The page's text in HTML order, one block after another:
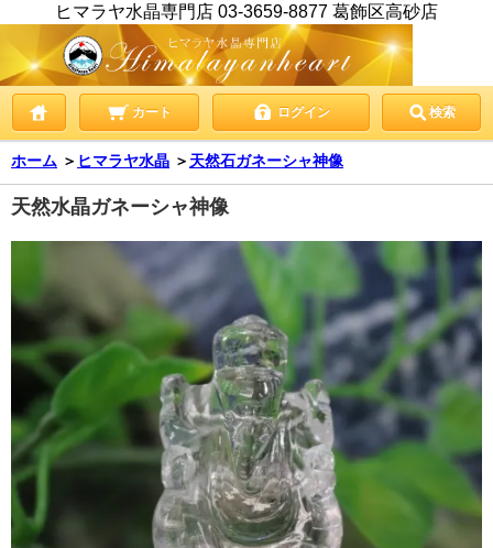
ヒマラヤ水晶専門店 03-3659-8877 葛飾区高砂店
カート ログイン 検索
ホーム ＞ ヒマラヤ水晶 ＞ 天然石ガネーシャ神像
天然水晶ガネーシャ神像